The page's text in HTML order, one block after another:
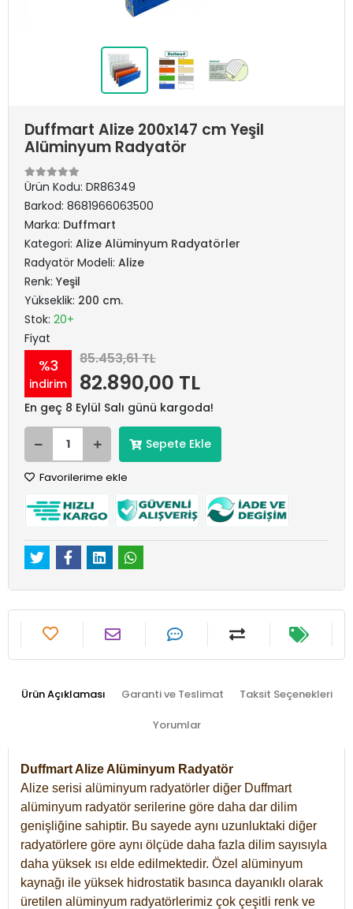
Duffmart Alize 200x147 cm Yeşil
Alüminyum Radyatör
Ürün Kodu: DR86349
Barkod: 8681966063500
Marka: Duffmart
Kategori: Alize Alüminyum Radyatörler
Radyatör Modeli: Alize
Renk: Yeşil
Yükseklik: 200 cm.
Stok: 20+
Fiyat
%3
indirim
85.453,61 TL
82.890,00 TL
En geç 8 Eylül Salı günü kargoda!
Sepete Ekle
Favorilerime ekle
Ürün Açıklaması Garanti ve Teslimat Taksit Seçenekleri
Yorumlar
Duffmart Alize Alüminyum Radyatör
Alize serisi alüminyum radyatörler diğer Duffmart
alüminyum radyatör serilerine göre daha dar dilim
genişliğine sahiptir. Bu sayede aynı uzunluktaki diğer
radyatörlere göre aynı ölçüde daha fazla dilim sayısıyla
daha yüksek ısı elde edilmektedir. Özel alüminyum
kaynağı ile yüksek hidrostatik basınca dayanıklı olarak
üretilen alüminyum radyatörlerimiz çok çeşitli renk ve